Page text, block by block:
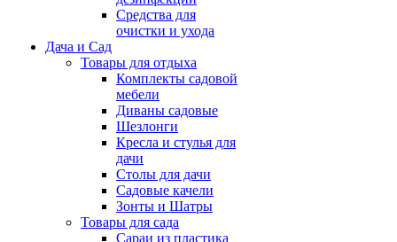
Средства для
очистки и ухода
Дача и Сад
Товары для отдыха
Комплекты садовой
мебели
Диваны садовые
Шезлонги
Кресла и стулья для
дачи
Столы для дачи
Садовые качели
Зонты и Шатры
Товары для сада
Сараи из пластика